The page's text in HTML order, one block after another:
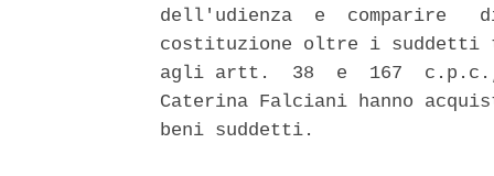
dell'udienza  e  comparire
costituzione oltre i suddetti
agli artt.  38  e  167
Caterina Falciani hanno
beni suddetti.